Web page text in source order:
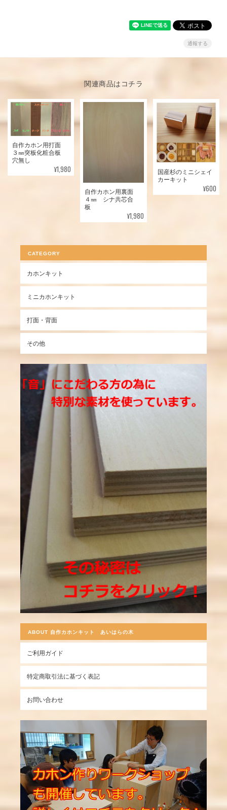
通報する
関連商品はコチラ
自作カホン用打面
３㎜突板化粧合板
穴無し
¥1,980
自作カホン用裏面
４㎜ シナ共芯合
板
¥1,980
国産杉のミニシェイ
カーキット
¥600
CATEGORY
カホンキット
ミニカホンキット
打面・背面
その他
ABOUT 自作カホンキット あいはらの木
ご利用ガイド
特定商取引法に基づく表記
お問い合わせ